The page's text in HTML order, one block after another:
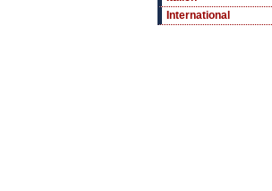
International